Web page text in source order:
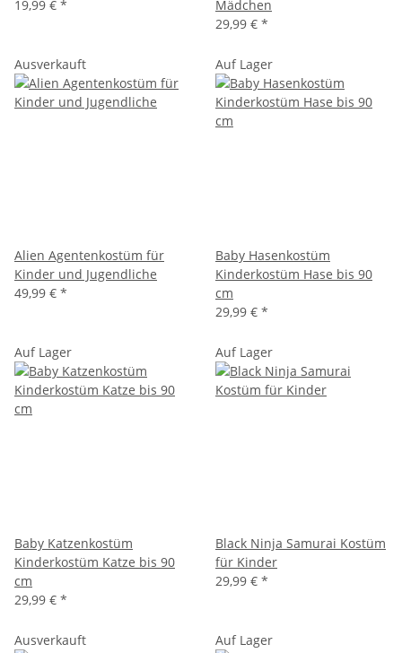
19,99 € *
Mädchen
29,99 € *
Ausverkauft
Alien Agentenkostüm für
Kinder und Jugendliche
49,99 € *
Auf Lager
Baby Hasenkostüm
Kinderkostüm Hase bis 90
cm
29,99 € *
Auf Lager
Baby Katzenkostüm
Kinderkostüm Katze bis 90
cm
29,99 € *
Auf Lager
Black Ninja Samurai Kostüm
für Kinder
29,99 € *
Ausverkauft Auf Lager